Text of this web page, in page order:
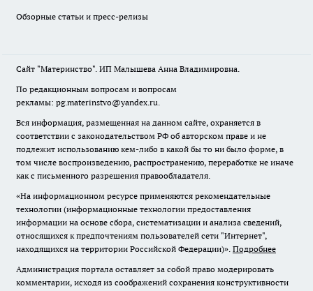
Обзорные статьи и пресс-релизы
Сайт "Материнство". ИП Малышева Анна Владимировна.
По редакционным вопросам и вопросам
рекламы: pg.materinstvo@yandex.ru.
Вся информация, размещенная на данном сайте, охраняется в
соответствии с законодательством РФ об авторском праве и не
подлежит использованию кем-либо в какой бы то ни было форме, в
том числе воспроизведению, распространению, переработке не иначе
как с письменного разрешения правообладателя.
«На информационном ресурсе применяются рекомендательные
технологии (информационные технологии предоставления
информации на основе сбора, систематизации и анализа сведений,
относящихся к предпочтениям пользователей сети "Интернет",
находящихся на территории Российской Федерации)». Подробнее
Администрация портала оставляет за собой право модерировать
комментарии, исходя из соображений сохранения конструктивности